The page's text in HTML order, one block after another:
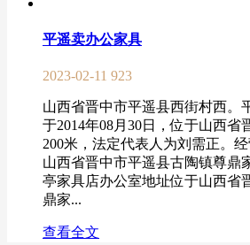
平遥卖办公家具
2023-02-11 923
山西省晋中市平遥县西街村西。
于2014年08月30日，位于山西省
200米，法定代表人为刘需正。
山西省晋中市平遥县古陶镇尊鼎
亭家具店办公室地址位于山西省
鼎家...
查看全文